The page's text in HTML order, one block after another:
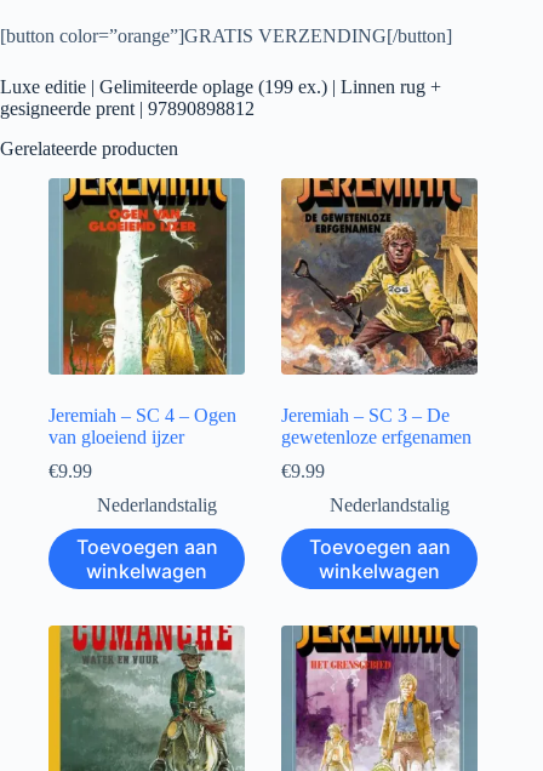
[button color=”orange”]GRATIS VERZENDING[/button]
Luxe editie | Gelimiteerde oplage (199 ex.) | Linnen rug +
gesigneerde prent | 97890898812
Gerelateerde producten
Jeremiah – SC 4 – Ogen
van gloeiend ijzer
€9.99
Nederlandstalig
Toevoegen aan
winkelwagen
Jeremiah – SC 3 – De
gewetenloze erfgenamen
€9.99
Nederlandstalig
Toevoegen aan
winkelwagen